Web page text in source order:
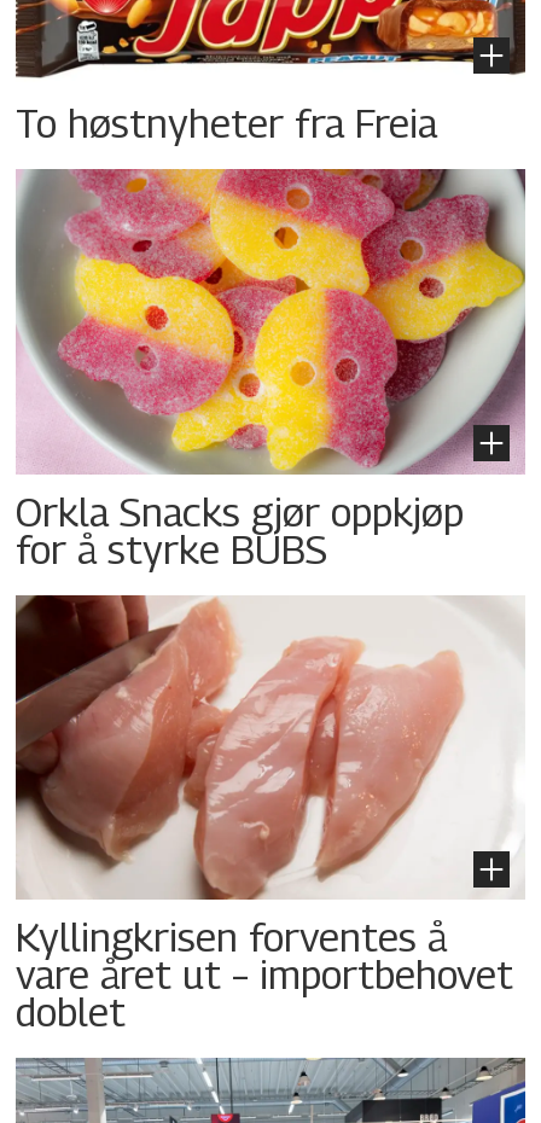
To høstnyheter fra Freia
Orkla Snacks gjør oppkjøp
for å styrke BUBS
Kyllingkrisen forventes å
vare året ut – importbehovet
doblet